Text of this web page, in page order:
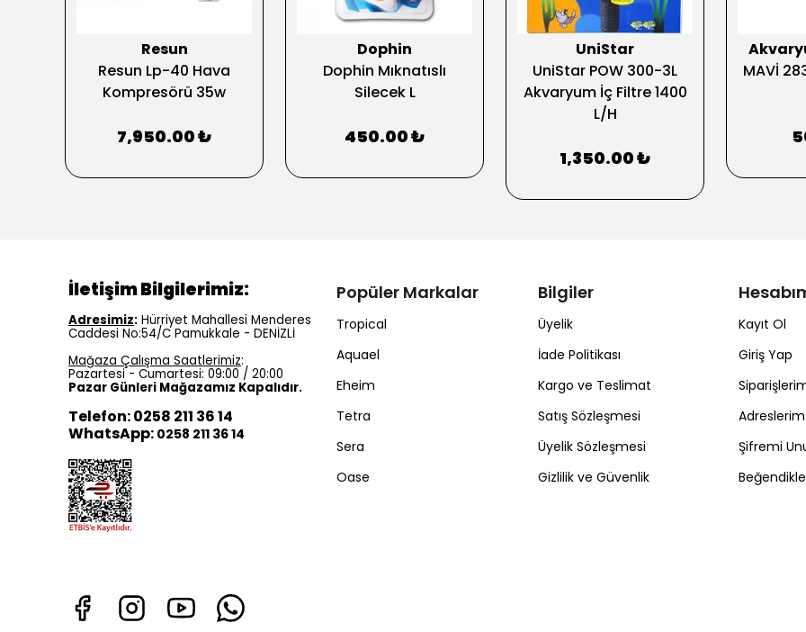
Resun
Resun Lp-40 Hava
Kompresörü 35w
7,950.00 ₺
Dophin
Dophin Mıknatıslı
Silecek L
450.00 ₺
UniStar
UniStar POW 300-3L
Akvaryum İç Filtre 1400
L/H
1,350.00 ₺
MAVİ
Popüler Markalar
Tropical
Aquael
Eheim
Tetra
Sera
Oase
Bilgiler
Üyelik
İade Politikası
Kargo ve Teslimat
Satış Sözleşmesi
Üyelik Sözleşmesi
Gizlilik ve Güvenlik
Kayıt Ol
Giriş Yap
Adreslerim
Şifremi
İletişim Bilgilerimiz:
Adresimiz: Hürriyet Mahallesi Menderes
Caddesi No:54/C Pamukkale - DENİZLİ
Mağaza Çalışma Saatlerimiz:
Pazartesi - Cumartesi: 09:00 / 20:00
Pazar Günleri Mağazamız Kapalıdır.
Telefon: 0258 211 36 14
WhatsApp: 0258 211 36 14